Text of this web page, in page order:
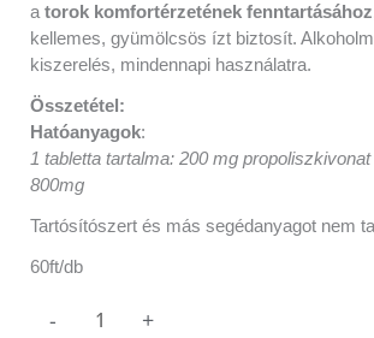
a torok komfortérzetének fenntartásához
kellemes, gyümölcsös ízt biztosít.
kiszerelés, mindennapi használatra.
Összetétel:
Hatóanyagok:
1 tabletta tartalma: 200 mg
800mg
Tartósítószert és más segédanyagot nem
60ft/db
- +